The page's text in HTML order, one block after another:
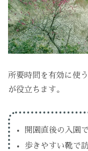
所要時間を有効に使
が役立ちます。
開園直後の入園
歩きやすい靴で